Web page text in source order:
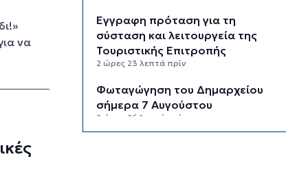
να
Έγγραφη πρόταση για τη
σύσταση και λειτουργεία της
Τουριστικής Επιτροπής
2 ώρες 23 λεπτά πρίν
Φωταγώγηση του Δημαρχείου
σήμερα 7 Αυγούστου
2 ώρες 26 λεπτά πρίν